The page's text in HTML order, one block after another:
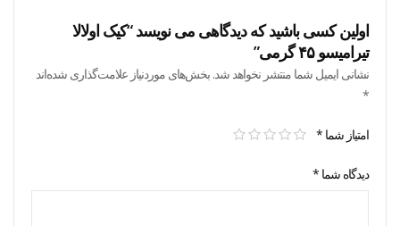
اولین کسی باشید که دیدگاهی می نویسد “کیک اولالا
تیرامیسو ۴۵ گرمی”
نشانی ایمیل شما منتشر نخواهد شد. بخش‌های موردنیاز علامت‌گذاری شده‌اند
*
امتیاز شما *
دیدگاه شما *